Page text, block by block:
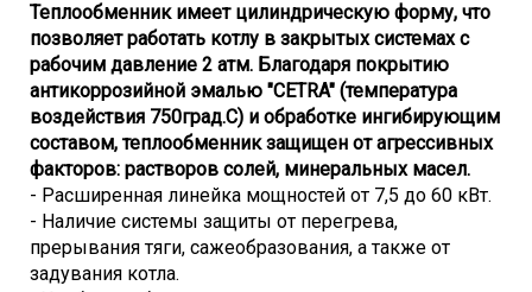
Теплообменник имеет цилиндрическую форму, что
позволяет работать котлу в закрытых системах с
рабочим давление 2 атм. Благодаря покрытию
антикоррозийной эмалью "CETRA" (температура
воздействия 750град.С) и обработке ингибирующим
составом, теплообменник защищен от агрессивных
факторов: растворов солей, минеральных масел.
- Расширенная линейка мощностей от 7,5 до 60 кВт.
- Наличие системы защиты от перегрева,
прерывания тяги, сажеобразования, а также от
задувания котла.